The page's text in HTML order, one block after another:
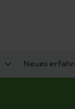
Neues